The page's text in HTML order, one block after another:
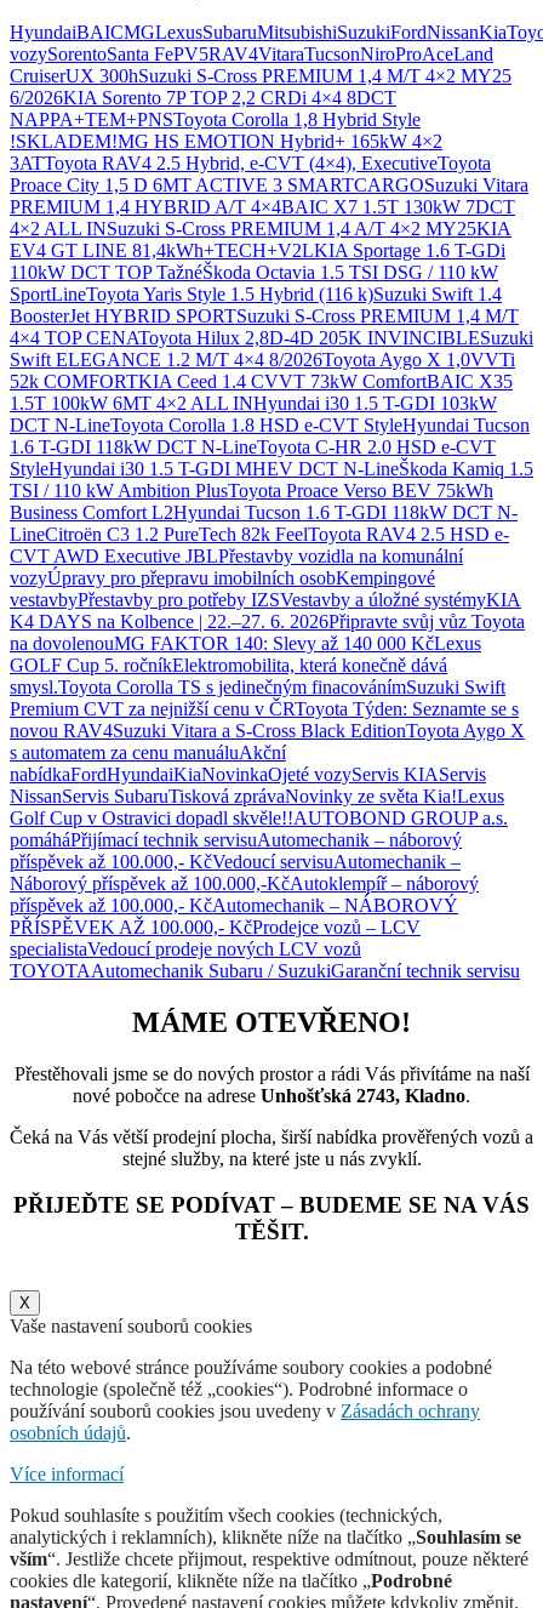
HyundaiBAICMGLexusSubaruMitsubishiSuzukiFordNissanKia
vozySorentoSanta FePV5RAV4VitaraTucsonNiroProAceLand
CruiserUX 300hSuzuki S-Cross PREMIUM 1,4 M/T 4×2 MY25
6/2026KIA Sorento 7P TOP 2,2 CRDi 4×4 8DCT
NAPPA+TEM+PNSToyota Corolla 1,8 Hybrid Style
!SKLADEM!MG HS EMOTION Hybrid+ 165kW 4×2
3ATToyota RAV4 2.5 Hybrid, e-CVT (4×4), ExecutiveToyota
Proace City 1,5 D 6MT ACTIVE 3 SMARTCARGOSuzuki Vitara
PREMIUM 1,4 HYBRID A/T 4×4BAIC X7 1.5T 130kW 7DCT
4×2 ALL INSuzuki S-Cross PREMIUM 1,4 A/T 4×2 MY25KIA
EV4 GT LINE 81,4kWh+TECH+V2LKIA Sportage 1.6 T-GDi
110kW DCT TOP TažnéŠkoda Octavia 1.5 TSI DSG / 110 kW
SportLineToyota Yaris Style 1.5 Hybrid (116 k)Suzuki Swift 1.4
BoosterJet HYBRID SPORTSuzuki S-Cross PREMIUM 1,4 M/T
4×4 TOP CENAToyota Hilux 2,8D-4D 205K INVINCIBLESuzuki
Swift ELEGANCE 1.2 M/T 4×4 8/2026Toyota Aygo X 1,0VVTi
52k COMFORTKIA Ceed 1.4 CVVT 73kW ComfortBAIC X35
1.5T 100kW 6MT 4×2 ALL INHyundai i30 1.5 T-GDI 103kW
DCT N-LineToyota Corolla 1.8 HSD e-CVT StyleHyundai Tucson
1.6 T-GDI 118kW DCT N-LineToyota C-HR 2.0 HSD e-CVT
StyleHyundai i30 1.5 T-GDI MHEV DCT N-LineŠkoda Kamiq 1.5
TSI / 110 kW Ambition PlusToyota Proace Verso BEV 75kWh
Business Comfort L2Hyundai Tucson 1.6 T-GDI 118kW DCT N-
LineCitroën C3 1.2 PureTech 82k FeelToyota RAV4 2.5 HSD e-
CVT AWD Executive JBLPřestavby vozidla na komunální
vozyÚpravy pro přepravu imobilních osobKempingové
vestavbyPřestavby pro potřeby IZSVestavby a úložné systémyKIA
K4 DAYS na Kolbence | 22.–27. 6. 2026Připravte svůj vůz Toyota
na dovolenouMG FAKTOR 140: Slevy až 140 000 KčLexus
GOLF Cup 5. ročníkElektromobilita, která konečně dává
smysl.Toyota Corolla TS s jedinečným finacovánímSuzuki Swift
Premium CVT za nejnižší cenu v ČRToyota Týden: Seznamte se s
novou RAV4Suzuki Vitara a S-Cross Black EditionToyota Aygo X
s automatem za cenu manuáluAkční
nabídkaFordHyundaiKiaNovinkaOjeté vozyServis KIAServis
NissanServis SubaruTisková zprávaNovinky ze světa Kia!Lexus
Golf Cup v Ostravici dopadl skvěle!!AUTOBOND GROUP a.s.
pomáháPřijímací technik servisuAutomechanik – náborový
příspěvek až 100.000,- KčVedoucí servisuAutomechanik –
Náborový příspěvek až 100.000,-KčAutoklempíř – náborový
příspěvek až 100.000,- KčAutomechanik – NÁBOROVÝ
PŘÍSPĚVEK AŽ 100.000,- KčProdejce vozů – LCV
specialistaVedoucí prodeje nových LCV vozů
TOYOTAAutomechanik Subaru / SuzukiGaranční technik servisu
MÁME OTEVŘENO!
Přestěhovali jsme se do nových prostor a rádi Vás přivítáme na naší
nové pobočce na adrese Unhošťská 2743, Kladno.
Čeká na Vás větší prodejní plocha, širší nabídka prověřených vozů a
stejné služby, na které jste u nás zvyklí.
PŘIJEĎTE SE PODÍVAT – BUDEME SE NA VÁS
TĚŠIT.
X
Vaše nastavení souborů cookies
Na této webové stránce používáme soubory cookies a podobné
technologie (společně též „cookies“). Podrobné informace o
používání souborů cookies jsou uvedeny v Zásadách ochrany
osobních údajů.
Více informací
Pokud souhlasíte s použitím všech cookies (technických,
analytických i reklamních), klikněte níže na tlačítko „Souhlasím se
vším“. Jestliže chcete přijmout, respektive odmítnout, pouze některé
cookies dle kategorií, klikněte níže na tlačítko „Podrobné
nastavení“. Provedené nastavení cookies můžete kdykoliv změnit.